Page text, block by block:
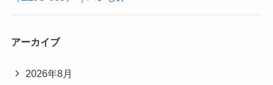
アーカイブ
2026年8月